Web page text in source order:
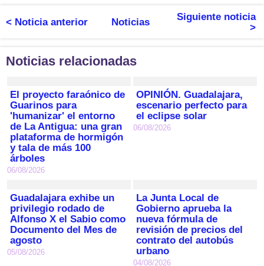
< Noticia anterior Noticias
Siguiente noticia
>
Noticias relacionadas
El proyecto faraónico de
Guarinos para
'humanizar' el entorno
de La Antigua: una gran
plataforma de hormigón
y tala de más 100
árboles
06/08/2026
OPINIÓN. Guadalajara,
escenario perfecto para
el eclipse solar
06/08/2026
Guadalajara exhibe un
privilegio rodado de
Alfonso X el Sabio como
Documento del Mes de
agosto
05/08/2026
La Junta Local de
Gobierno aprueba la
nueva fórmula de
revisión de precios del
contrato del autobús
urbano
04/08/2026